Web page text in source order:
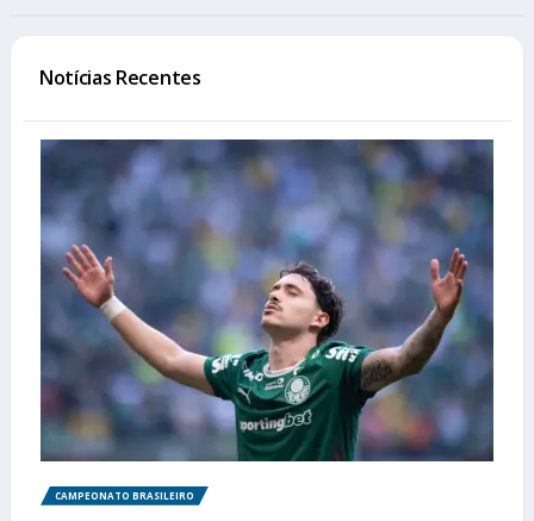
Notícias Recentes
CAMPEONATO BRASILEIRO